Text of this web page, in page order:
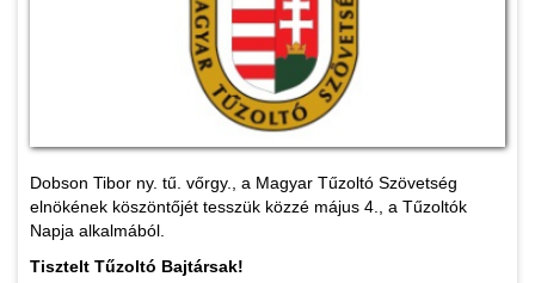
Dobson Tibor ny. tű. vőrgy., a Magyar Tűzoltó Szövetség
elnökének köszöntőjét tesszük közzé május 4., a Tűzoltók
Napja alkalmából.
Tisztelt Tűzoltó Bajtársak!